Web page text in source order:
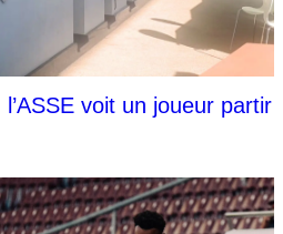
voit un joueur partir